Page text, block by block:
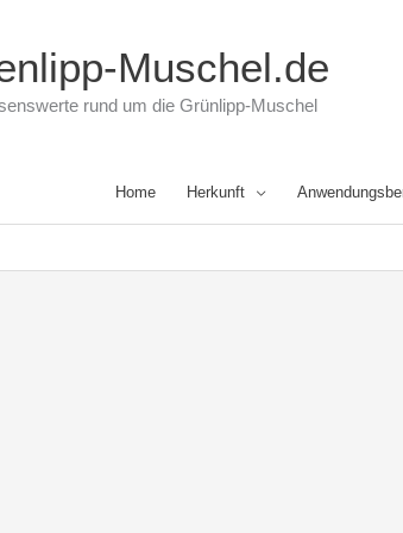
Muschel.de
rund um die Grünlipp-Muschel
Home Herkunft